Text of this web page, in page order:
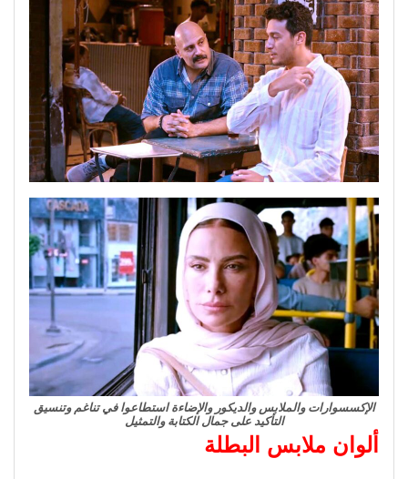
الإكسسوارات والملابس والديكور والإضاءة استطاعوا في تناغم وتنسيق
التأكيد على جمال الكتابة والتمثيل
ألوان ملابس البطلة